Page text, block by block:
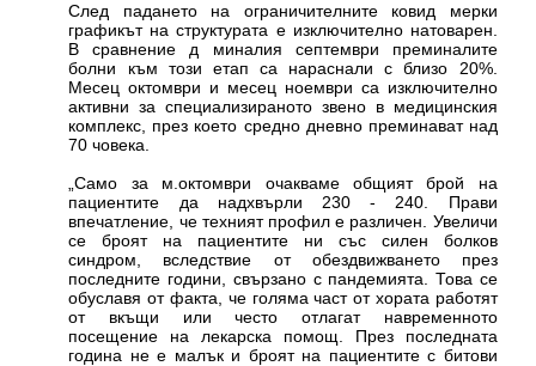
След падането на ограничителните ковид мерки
графикът на структурата е изключително натоварен.
В сравнение д миналия септември преминалите
болни към този етап са нараснали с близо 20%.
Месец октомври и месец ноември са изключително
активни за специализираното звено в медицинския
комплекс, през което средно дневно преминават над
70 човека.
„Само за м.октомври очакваме общият брой на
пациентите да надхвърли 230 - 240. Прави
впечатление, че техният профил е различен. Увеличи
се броят на пациентите ни със силен болков
синдром, вследствие от обездвижването през
последните години, свързано с пандемията. Това се
обуславя от факта, че голяма част от хората работят
от вкъщи или често отлагат навременното
посещение на лекарска помощ. През последната
година не е малък и броят на пациентите с битови